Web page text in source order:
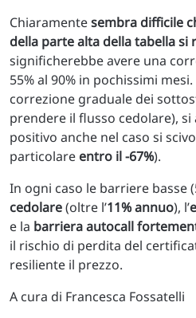
Chiaramentesembra difficile
della parte alta della tabella si
significherebbe avere una
55% al 90% in pochissimi
correzione graduale dei
prendere il flusso cedolare),
positivo anche nel caso si
particolare entro il -67%).
In ogni caso le barriere basse
cedolare(oltre l’11% annuo), l’
e la barriera autocall
il rischio di perdita del
resiliente il prezzo.
A cura di Francesca Fossatelli